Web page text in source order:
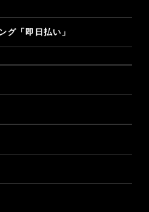
グ「即日払い」